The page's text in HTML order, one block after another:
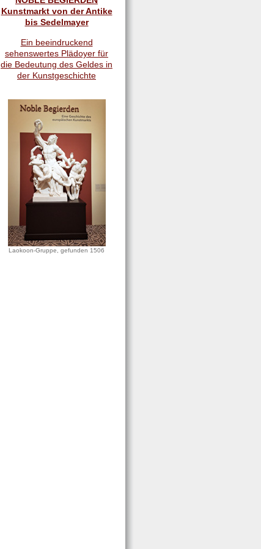
Kunstmarkt von der Antike
bis Sedelmayer
Ein beeindruckend
sehenswertes Plädoyer für
die Bedeutung des Geldes in
der Kunstgeschichte
Laokoon-Gruppe, gefunden 1506